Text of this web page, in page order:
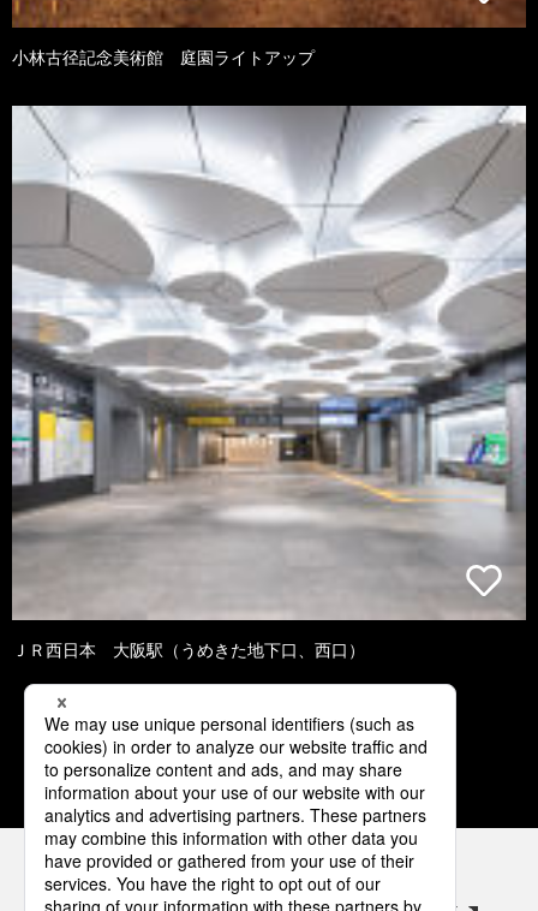
小林古径記念美術館 庭園ライトアップ
ＪＲ西日本 大阪駅（うめきた地下口、西口）
1 2 3 4 5
パナソニックの電気設備 SNSアカウント